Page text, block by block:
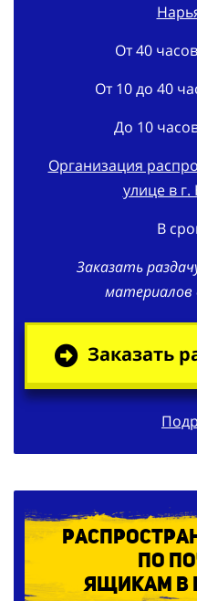
От 40
От 10 до 40
До 10
Организация
В
Заказать
материалов
Заказать
по
ящикам в